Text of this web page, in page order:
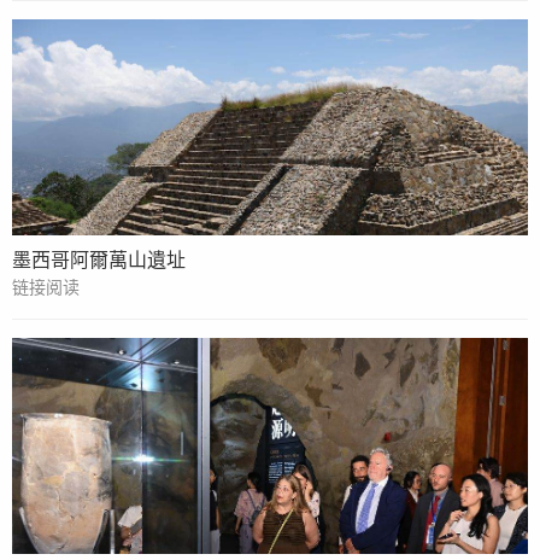
墨西哥阿爾萬山遺址
链接阅读